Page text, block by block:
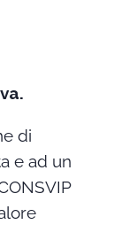
di
e ad un